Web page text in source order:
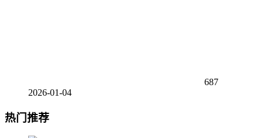
687
2026-01-04
热门推荐